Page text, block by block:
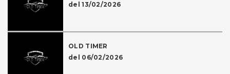
del 13/02/2026
OLD TIMER
del 06/02/2026